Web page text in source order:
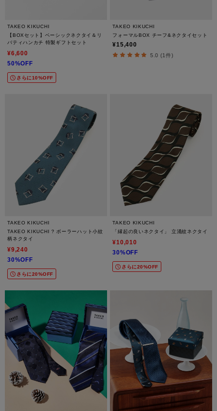
TAKEO KIKUCHI
【BOXセット】ベーシックネクタイ＆リ
バティハンカチ 特製ギフトセット
¥6,600
50%OFF
さらに10%OFF
TAKEO KIKUCHI
フォーマルBOX チーフ&ネクタイセット
¥15,400
5.0 (1件)
TAKEO KIKUCHI
TAKEO KIKUCHI ? ボーラーハット小紋
柄ネクタイ
¥9,240
30%OFF
さらに20%OFF
TAKEO KIKUCHI
「縁起の良いネクタイ」 立涌紋ネクタイ
¥10,010
30%OFF
さらに20%OFF